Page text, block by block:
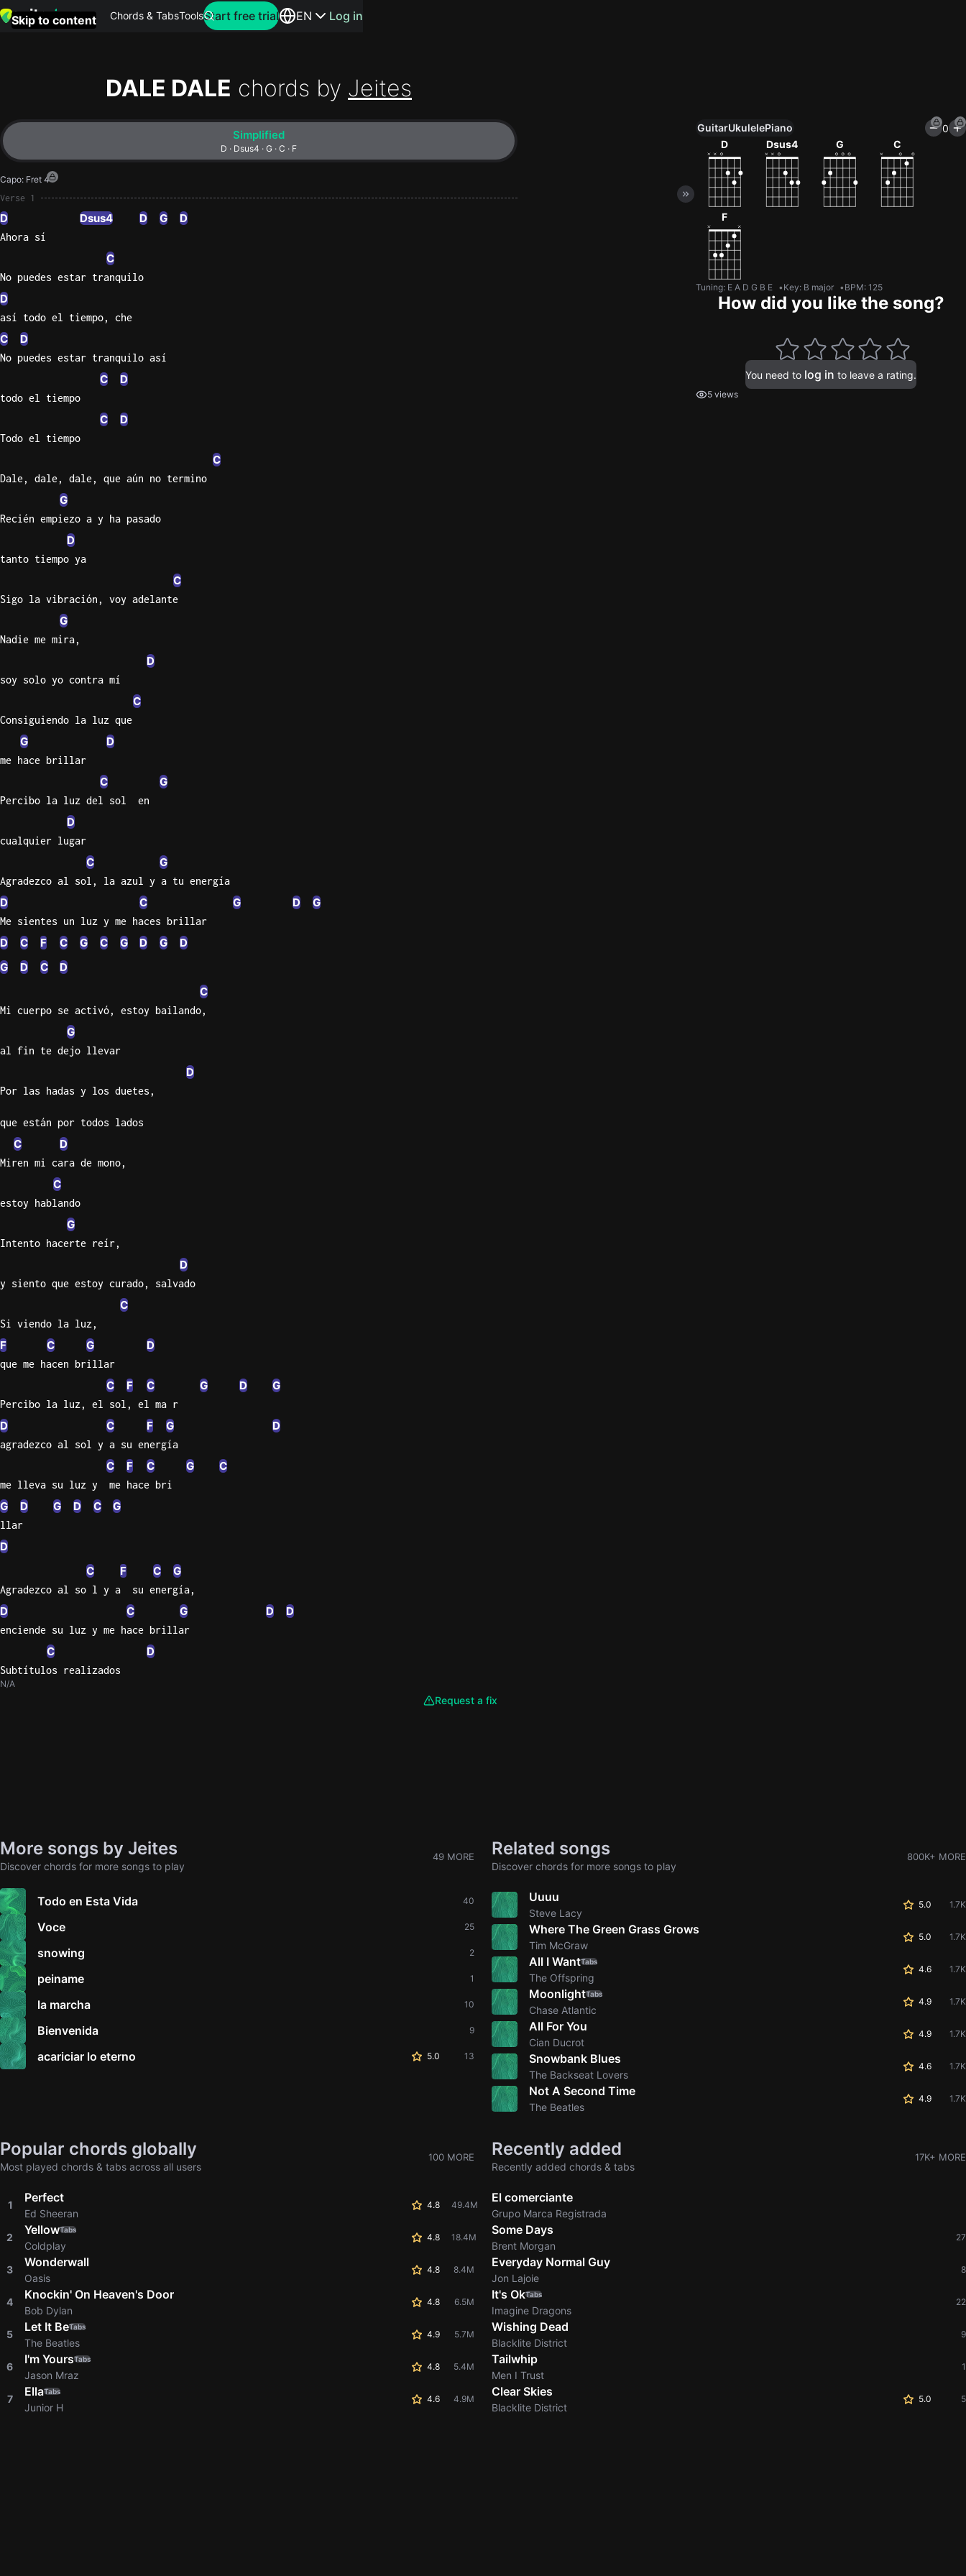
Skip to content Chords & TabsTools Search for artists or songs
this
Perfect
Start free trial EN Log in
DALE DALE chords by Jeites
Simplified
D · Dsus4 · G · C · F
Capo: Fret 4
Verse 1
D Dsus4 D G D
Ahora sí
C
No puedes estar tranquilo
D
así todo el tiempo, che
C D
No puedes estar tranquilo así
C D
todo el tiempo
C D
Todo el tiempo
C
Dale, dale, dale, que aún no termino
G
Recién empiezo a y ha pasado
D
tanto tiempo ya
C
Sigo la vibración, voy adelante
G
Nadie me mira,
D
soy solo yo contra mí
C
Consiguiendo la luz que
G D
me hace brillar
C G
Percibo la luz del sol  en
D
cualquier lugar
C G
Agradezco al sol, la azul y a tu energía
D C G D G
Me sientes un luz y me haces brillar
D C F C G C G D G
D
G
D C
D
C
Mi cuerpo se activó, estoy bailando,
G
al fin te dejo llevar
D
Por las hadas y los duetes,
que están por todos lados
C D
Miren mi cara de mono,
C
estoy hablando
G
Intento hacerte reír,
D
y siento que estoy curado, salvado
C
Si viendo la luz,
F C G D
que me hacen brillar
C F C G D G
Percibo la luz, el sol, el ma r
D C F G D
agradezco al sol y a su energía
C F C G C
me lleva su luz y  me hace bri
G D G D C G
llar
D
C
F C G
Agradezco al so l y a  su energía,
D C G D D
enciende su luz y me hace brillar
C D
Subtítulos realizados
N/A
Request a fix
Unlock All Tools
100+ tunings, chord games & metronome
Get now
GuitarUkulelePiano
0
D
Dsus4 G C
F
Tuning: E A D G B E Key: B major BPM: 125
How did you like the song?
You need to log in to leave a rating.
5 views
More songs by Jeites
Discover chords for more songs to play
49 MORE
Todo en Esta Vida 40
Voce 25
snowing 2
peiname 1
la marcha 10
Bienvenida 9
acariciar lo eterno 5.0 13
Related songs
Discover chords for more songs to play
800K+ MORE
Uuuu
Steve Lacy
5.0 1.7K
Where The Green Grass Grows
Tim McGraw
5.0 1.7K
All I WantTabs
The Offspring
4.6 1.7K
MoonlightTabs
Chase Atlantic
4.9 1.7K
All For You
Cian Ducrot
4.9 1.7K
Snowbank Blues
The Backseat Lovers
4.6 1.7K
Not A Second Time
The Beatles
4.9 1.7K
Popular chords globally
Most played chords & tabs across all users
100 MORE
1
Perfect
Ed Sheeran
4.8 49.4M
2
YellowTabs
Coldplay
4.8 18.4M
3
Wonderwall
Oasis
4.8 8.4M
4
Knockin' On Heaven's Door
Bob Dylan
4.8 6.5M
5
Let It BeTabs
The Beatles
4.9 5.7M
6
I'm YoursTabs
Jason Mraz
4.8 5.4M
7
EllaTabs
Junior H
4.6 4.9M
Recently added
Recently added chords & tabs
17K+ MORE
El comerciante
Grupo Marca Registrada
Some Days
Brent Morgan
27
Everyday Normal Guy
Jon Lajoie
8
It's OkTabs
Imagine Dragons
22
Wishing Dead
Blacklite District
9
Tailwhip
Men I Trust
1
Clear Skies
Blacklite District
5.0 5